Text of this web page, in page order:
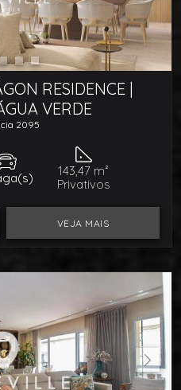
RESIDENCE |
VERDE
2095
143,47 m²
Privativos
VEJA MAIS